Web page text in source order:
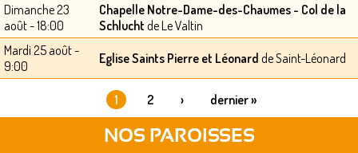
Dimanche 23
août - 18:00
Chapelle Notre-Dame-des-Chaumes - Col de la
Schlucht de Le Valtin
Mardi 25 août -
9:00
Eglise Saints Pierre et Léonard de Saint-Léonard
1 2 › dernier »
NOS PAROISSES